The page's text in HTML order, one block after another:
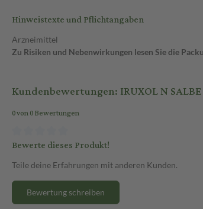
Hinweistexte und Pflichtangaben
Arzneimittel
Zu Risiken und Nebenwirkungen lesen Sie die
Kundenbewertungen: IRUXOL N SALBE
0 von 0 Bewertungen
Bewerte dieses Produkt!
Teile deine Erfahrungen mit anderen Kunden.
Bewertung schreiben